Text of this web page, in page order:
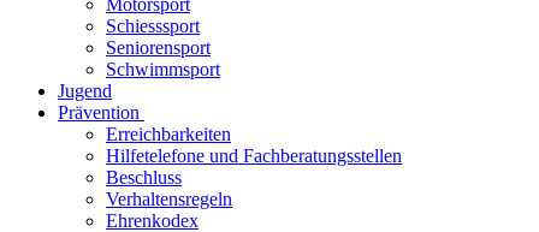
Motorsport
Schiesssport
Seniorensport
Schwimmsport
Jugend
Prävention
Erreichbarkeiten
Hilfetelefone und Fachberatungsstellen
Beschluss
Verhaltensregeln
Ehrenkodex